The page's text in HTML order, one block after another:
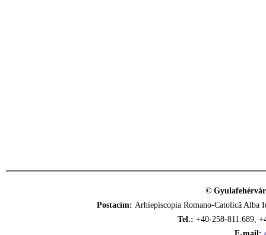
©
Postacím: Arhiepiscopia Romano-Catolică
Tel.: +40-258-811.689,